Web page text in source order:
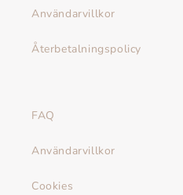
Användarvillkor
Återbetalningspolicy
FAQ
Användarvillkor
Cookies